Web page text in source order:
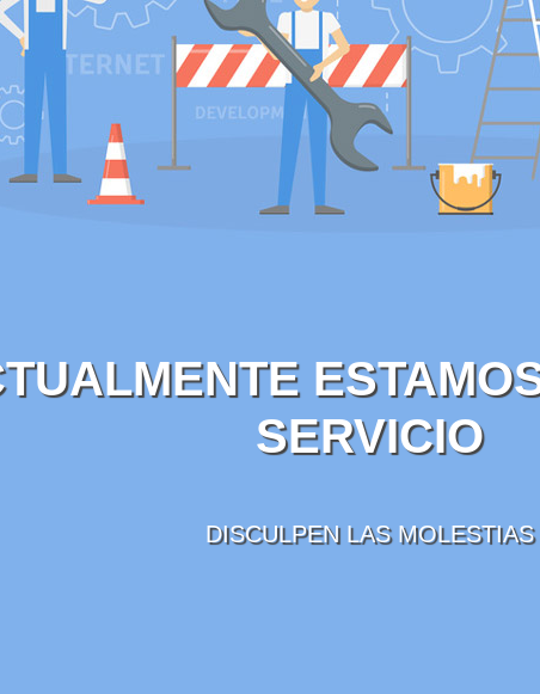
SERVICIO
DISCULPEN LAS MOLESTIAS